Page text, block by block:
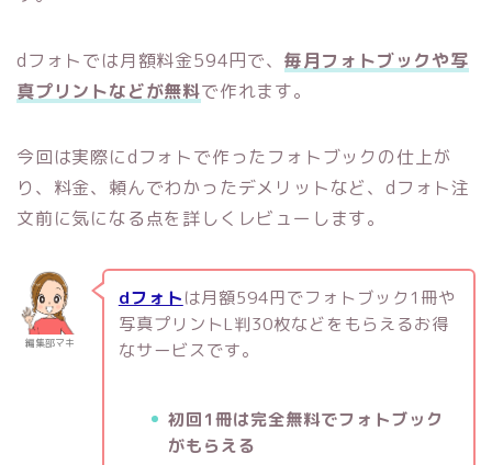
dフォトでは月額料金594円で、 毎月フォトブックや写
真プリントなどが無料で作れます。
今回は実際にdフォトで作ったフォトブックの仕上が
り、料金、頼んでわかったデメリットなど、dフォト注
文前に気になる点を詳しくレビューします。
編集部マキ
dフォトは月額594円でフォトブック1冊や
写真プリントL判30枚などをもらえるお得
なサービスです。
初回1冊は完全無料でフォトブック
がもらえる